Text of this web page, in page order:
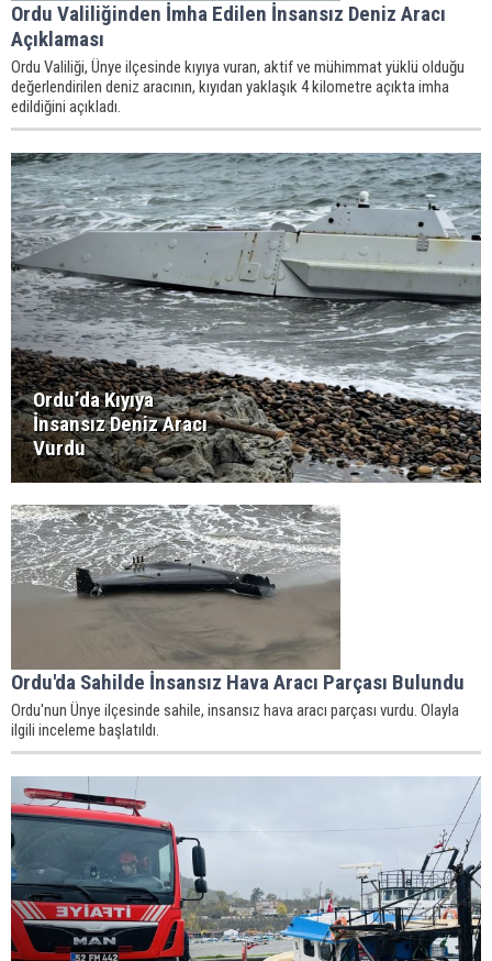
Ordu Valiliğinden İmha Edilen İnsansız Deniz Aracı
Açıklaması
Ordu Valiliği, Ünye ilçesinde kıyıya vuran, aktif ve mühimmat yüklü olduğu
değerlendirilen deniz aracının, kıyıdan yaklaşık 4 kilometre açıkta imha
edildiğini açıkladı.
Ordu’da Kıyıya
İnsansız Deniz Aracı
Vurdu
Ordu'da Sahilde İnsansız Hava Aracı Parçası Bulundu
Ordu'nun Ünye ilçesinde sahile, insansız hava aracı parçası vurdu. Olayla
ilgili inceleme başlatıldı.